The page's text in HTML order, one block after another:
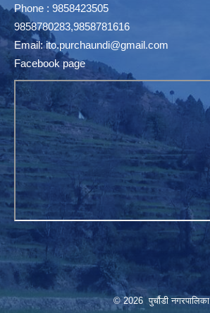
Phone : 9858423505
9858780283,9858781616
Email:ito.purchaundi@gmail.com
Facebook page
© 2026 पुर्चौडी नगरपालिका